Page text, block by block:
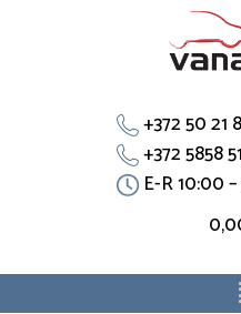
+372 50 21
+372 5858
E-R 10:00